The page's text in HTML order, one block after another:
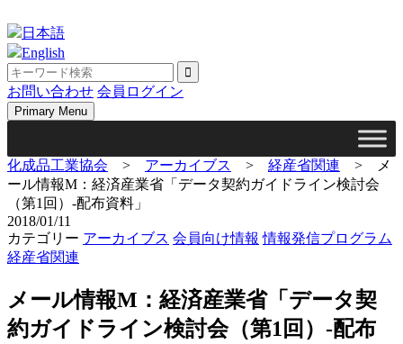
to
content
日本語
English
お問い合わせ 会員ログイン
Primary Menu
化成品工業協会 > アーカイブス > 経産省関連 >
メ
ール情報M：経済産業省「データ契約ガイドライン検討会
（第1回）‐配布資料」
2018/01/11
カテゴリー アーカイブス 会員向け情報 情報発信プログラム
経産省関連
メール情報M：経済産業省「データ契
約ガイドライン検討会（第1回）‐配布